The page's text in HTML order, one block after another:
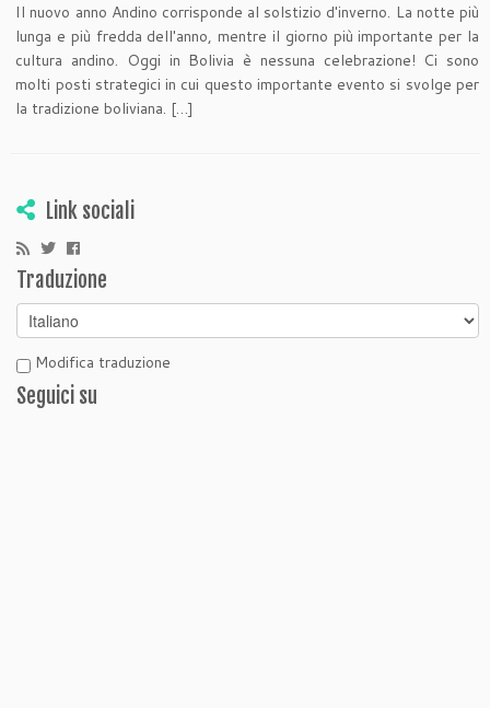
Il nuovo anno Andino corrisponde al solstizio d'inverno. La notte più
lunga e più fredda dell'anno, mentre il giorno più importante per la
cultura andino. Oggi in Bolivia è nessuna celebrazione! Ci sono
molti posti strategici in cui questo importante evento si svolge per
la tradizione boliviana. […]
Link sociali
Traduzione
Modifica traduzione
Seguici su